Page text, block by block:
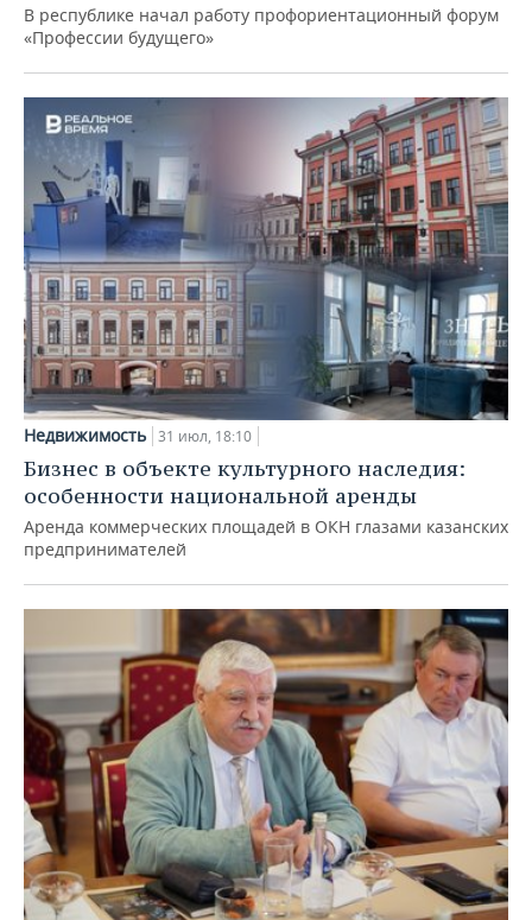
В республике начал работу профориентационный форум
«Профессии будущего»
Недвижимость 31 июл, 18:10
Бизнес в объекте культурного наследия:
особенности национальной аренды
Аренда коммерческих площадей в ОКН глазами казанских
предпринимателей